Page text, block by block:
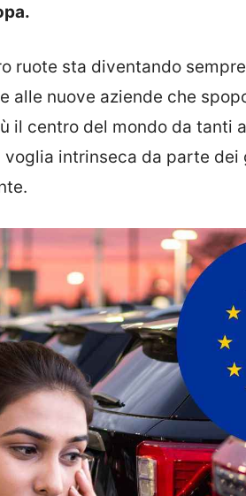
ruote sta diventando
alle nuove aziende che
il centro del mondo da tanti
voglia intrinseca da parte dei